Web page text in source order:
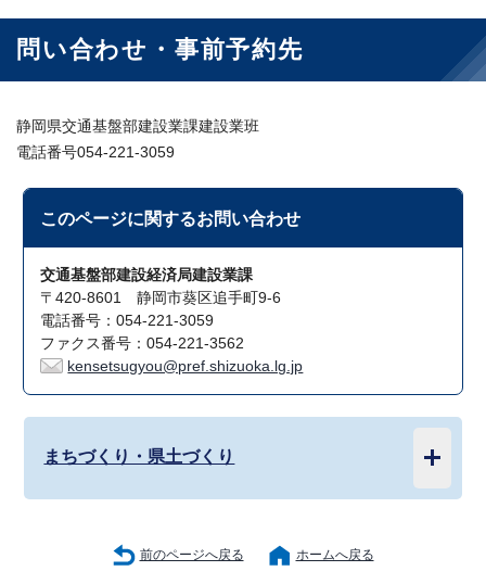
問い合わせ・事前予約先
静岡県交通基盤部建設業課建設業班
電話番号054-221-3059
このページに関するお問い合わせ
交通基盤部建設経済局建設業課
〒420-8601 静岡市葵区追手町9-6
電話番号：054-221-3059
ファクス番号：054-221-3562
kensetsugyou@pref.shizuoka.lg.jp
まちづくり・県土づくり
前のページへ戻る ホームへ戻る